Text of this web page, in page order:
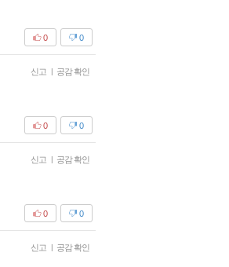
0
0
신고 | 공감 확인
0
0
신고 | 공감 확인
0
0
신고 | 공감 확인